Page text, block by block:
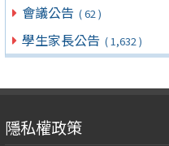
會議公告 ( 62 )
學生家長公告 ( 1,632 )
隱私權政策